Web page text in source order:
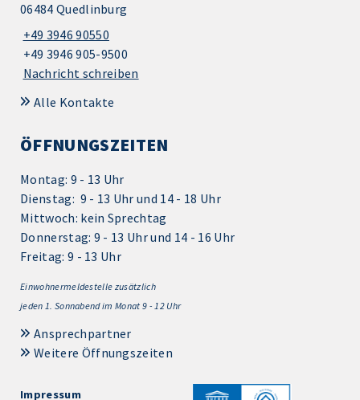
06484 Quedlinburg
+49 3946 90550
+49 3946 905-9500
Nachricht schreiben
Alle Kontakte
ÖFFNUNGSZEITEN
Montag: 9 - 13 Uhr
Dienstag: 9 - 13 Uhr und 14 - 18 Uhr
Mittwoch: kein Sprechtag
Donnerstag: 9 - 13 Uhr und 14 - 16 Uhr
Freitag: 9 - 13 Uhr
Einwohnermeldestelle zusätzlich
jeden 1. Sonnabend im Monat 9 - 12 Uhr
Ansprechpartner
Weitere Öffnungszeiten
Impressum